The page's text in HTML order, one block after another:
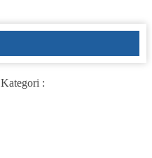
Kategori :